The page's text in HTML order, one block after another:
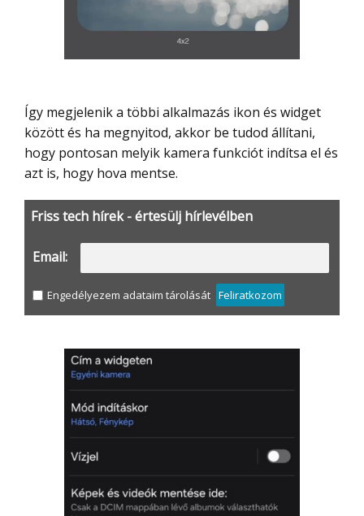
Így megjelenik a többi alkalmazás ikon és widget
között és ha megnyitod, akkor be tudod állítani,
hogy pontosan melyik kamera funkciót indítsa el és
azt is, hogy hova mentse.
Friss tech hírek - értesülj hírlevélben
Email:
Engedélyezem adataim tárolását Feliratkozom